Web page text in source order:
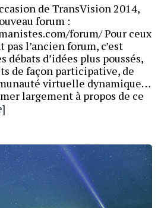
de TransVision 2014,
forum :
forum/ Pour ceux
l’ancien forum, c’est
débats d’idées plus poussés,
de façon participative, de
virtuelle dynamique…
largement à propos de ce